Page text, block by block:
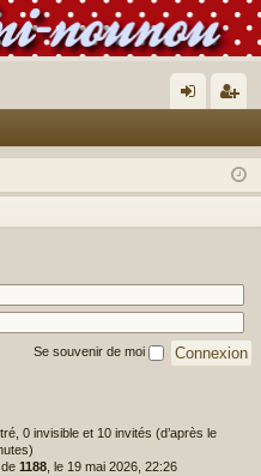
ne
xi
nr
eg
r
Se souvenir de moi
0 invisible et 10 invités (d’après le
1188 , le 19 mai 2026, 22:26